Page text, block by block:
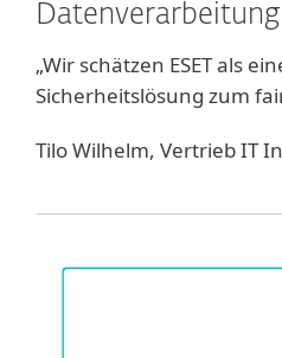
„Wir schätzen ESET als
Sicherheitslösung zum
Tilo Wilhelm, Vertrieb IT